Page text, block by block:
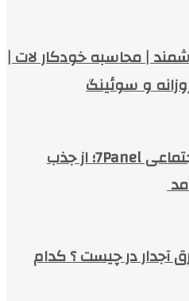
| محاسبه خودکار لات |
و سوئینگ
خدمات شبکه‌های اجتماعی 7Panel؛ از جذب
آجدار در چیست ؟ کدام